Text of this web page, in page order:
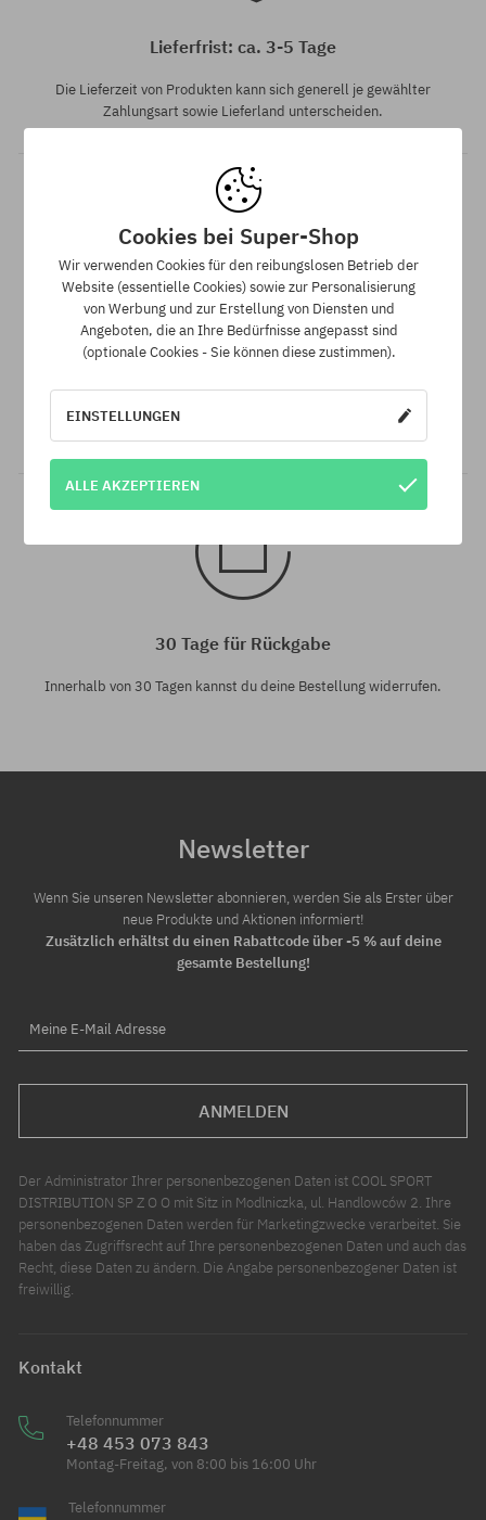
Lieferfrist: ca. 3-5 Tage
Die Lieferzeit von Produkten kann sich generell je gewählter
Zahlungsart sowie Lieferland unterscheiden.
Bestpreis-Garantie!
Wir haben die besten Preise, aber wenn du den exakt gleichen
Artikel zu einem niedrigeren Preis bei einem anderen
Onlineanbieter gefunden hast, erstatten wir dir den
30 Tage für Rückgabe
Innerhalb von 30 Tagen kannst du deine Bestellung widerrufen.
Newsletter
Wenn Sie unseren Newsletter abonnieren, werden Sie als Erster über
neue Produkte und Aktionen informiert!
Zusätzlich erhältst du einen Rabattcode über -5 % auf deine
gesamte Bestellung!
Meine E-Mail Adresse
ANMELDEN
Der Administrator Ihrer personenbezogenen Daten ist COOL SPORT
DISTRIBUTION SP Z O O mit Sitz in Modlniczka, ul. Handlowców 2. Ihre
personenbezogenen Daten werden für Marketingzwecke verarbeitet. Sie
haben das Zugriffsrecht auf Ihre personenbezogenen Daten und auch das
Recht, diese Daten zu ändern. Die Angabe personenbezogener Daten ist
freiwillig.
Kontakt
Telefonnummer
+48 453 073 843
Montag-Freitag, von 8:00 bis 16:00 Uhr
Telefonnummer
Cookies bei Super-Shop
Wir verwenden Cookies für den reibungslosen Betrieb der
Website (essentielle Cookies) sowie zur Personalisierung
von Werbung und zur Erstellung von Diensten und
Angeboten, die an Ihre Bedürfnisse angepasst sind
(optionale Cookies - Sie können diese zustimmen).
EINSTELLUNGEN
ALLE AKZEPTIEREN